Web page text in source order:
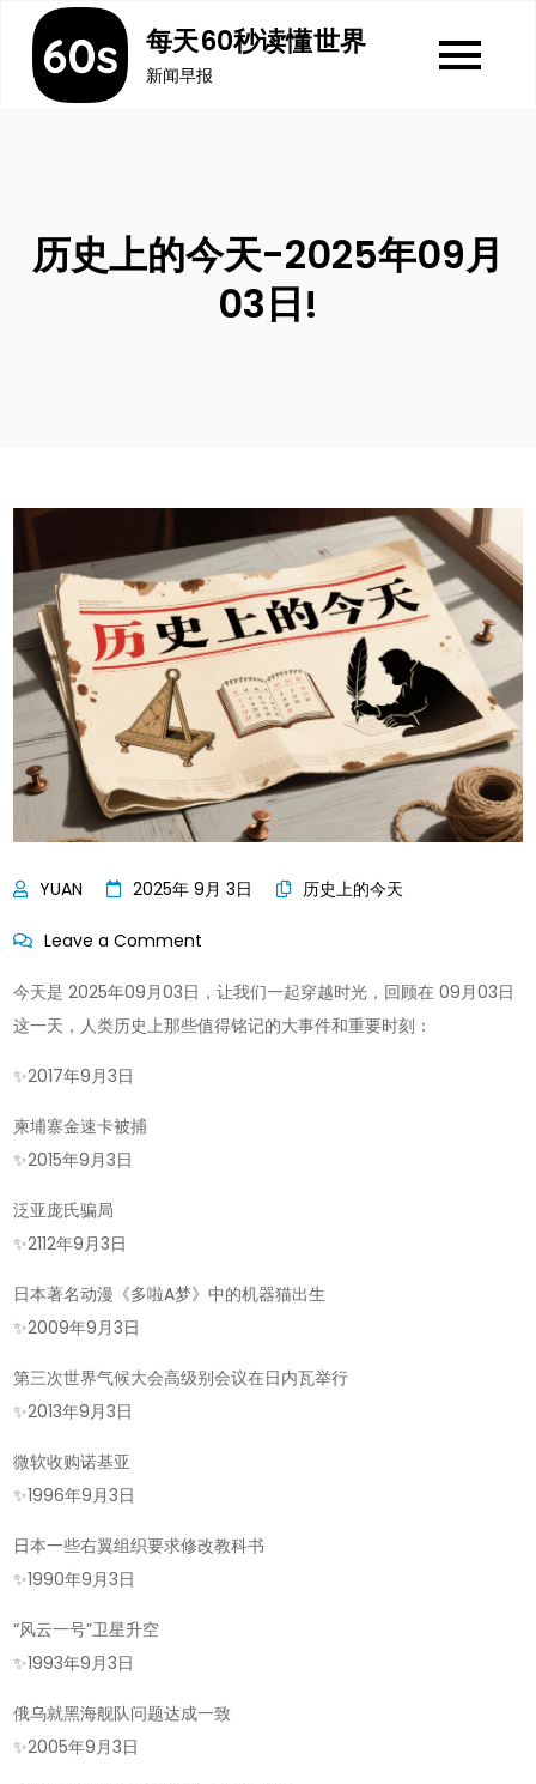
content
每天60秒读懂世界
新闻早报
历史上的今天-2025年09月
03日!
2025年 9月 3日 历史上的今天
Leave a Comment
史
上
日!
今天是 2025年09月03日，让我们一起穿越时光，回顾在 09月03日
这一天，人类历史上那些值得铭记的大事件和重要时刻：
✨2017年9月3日
柬埔寨金速卡被捕
✨2015年9月3日
泛亚庞氏骗局
✨2112年9月3日
日本著名动漫《多啦A梦》中的机器猫出生
✨2009年9月3日
第三次世界气候大会高级别会议在日内瓦举行
✨2013年9月3日
微软收购诺基亚
✨1996年9月3日
日本一些右翼组织要求修改教科书
✨1990年9月3日
“风云一号”卫星升空
✨1993年9月3日
俄乌就黑海舰队问题达成一致
✨2005年9月3日